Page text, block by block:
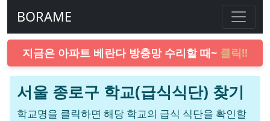
BORAME
지금은 아파트 베란다 방충망 수리할 때~ 클릭!!
서울 종로구 학교(급식식단) 찾기
학교명을 클릭하면 해당 학교의 급식 식단을 확인할